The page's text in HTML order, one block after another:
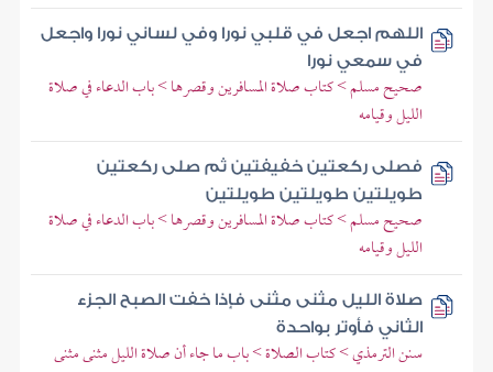
اللهم اجعل في قلبي نورا وفي لساني نورا واجعل
في سمعي نورا
صحيح مسلم > كتاب صلاة المسافرين وقصرها > باب الدعاء في صلاة
الليل وقيامه
فصلى ركعتين خفيفتين ثم صلى ركعتين
طويلتين طويلتين طويلتين
صحيح مسلم > كتاب صلاة المسافرين وقصرها > باب الدعاء في صلاة
الليل وقيامه
صلاة الليل مثنى مثنى فإذا خفت الصبح الجزء
الثاني فأوتر بواحدة
سنن الترمذي > كتاب الصلاة > باب ما جاء أن صلاة الليل مثنى مثنى